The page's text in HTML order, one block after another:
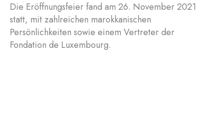
Die Eröffnungsfeier fand am 26. November 2021
statt, mit zahlreichen marokkanischen
Persönlichkeiten sowie einem Vertreter der
Fondation de Luxembourg.